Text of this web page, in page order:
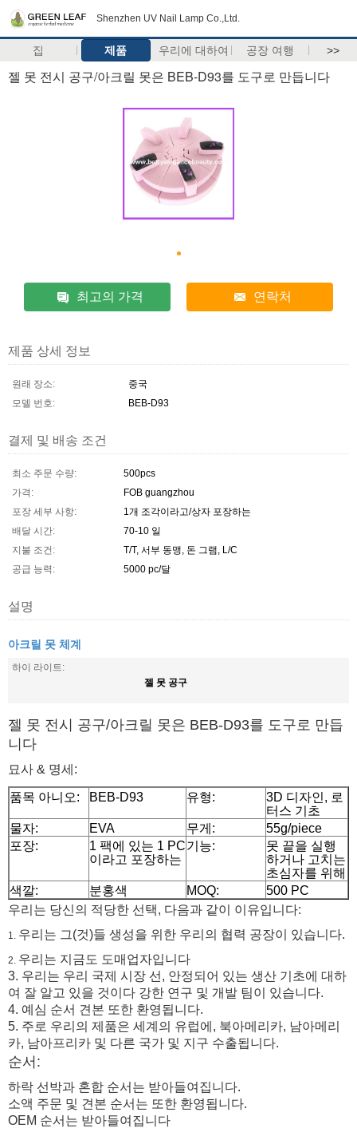
Shenzhen UV Nail Lamp Co.,Ltd.
집 제품 우리에 대하여 공장 여행 >>
젤 못 전시 공구/아크릴 못은 BEB-D93를 도구로 만듭니다
최고의 가격 연락처
제품 상세 정보
원래 장소:
중국
모델 번호:
BEB-D93
결제 및 배송 조건
최소 주문 수량:
500pcs
가격:
FOB guangzhou
포장 세부 사항:
1개 조각이라고/상자 포장하는
배달 시간:
70-10 일
지불 조건:
T/T, 서부 동맹, 돈 그램, L/C
공급 능력:
5000 pc/달
설명
아크릴 못 체계
하이 라이트:
젤 못 공구
젤 못 전시 공구/아크릴 못은 BEB-D93를 도구로 만듭
니다
묘사 & 명세:
품목 아니오: BEB-D93 유형:
3D 디자인, 로
터스 기초
물자:
EVA 무게:
55g/piece
포장:
1 팩에 있는 1 PC
이라고 포장하는
기능:
못 끝을 실행
하거나 고치는
초심자를 위해
색깔:
분홍색 MOQ:
500 PC
우리는 당신의 적당한 선택, 다음과 같이 이유입니다:
1. 우리는 그(것)들 생성을 위한 우리의 협력 공장이 있습니다.
2. 우리는 지금도 도매업자입니다
3. 우리는 우리 국제 시장 선, 안정되어 있는 생산 기초에 대하
여 잘 알고 있을 것이다 강한 연구 및 개발 팀이 있습니다.
4. 예심 순서 견본 또한 환영됩니다.
5. 주로 우리의 제품은 세계의 유럽에, 북아메리카, 남아메리
카, 남아프리카 및 다른 국가 및 지구 수출됩니다.
순서:
하락 선박과 혼합 순서는 받아들여집니다.
소액 주문 및 견본 순서는 또한 환영됩니다.
OEM 순서는 받아들여집니다